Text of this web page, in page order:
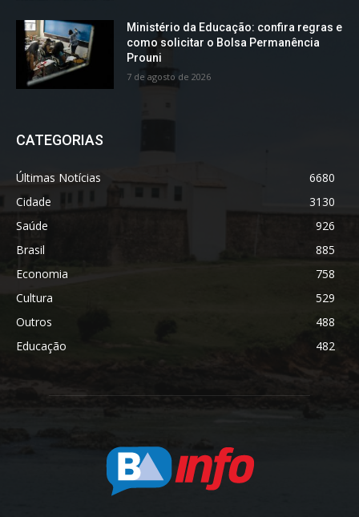
Ministério da Educação: confira regras e
como solicitar o Bolsa Permanência
Prouni
7 de agosto de 2026
CATEGORIAS
Últimas Notícias
6680
Cidade
3130
Saúde
926
Brasil
885
Economia
758
Cultura
529
Outros
488
Educação
482